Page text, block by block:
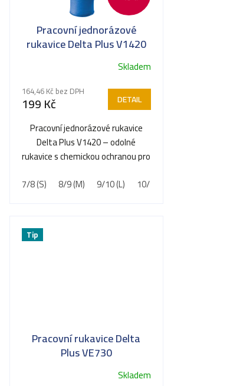
Pracovní jednorázové
rukavice Delta Plus V1420
KValitní nitrilové rukavice
Skladem
164,46 Kč bez DPH
199 Kč DETAIL
Pracovní jednorázové rukavice
Delta Plus V1420 – odolné
rukavice s chemickou ochranou pro
7/8 (S) 8/9 (M) 9/10 (L) 10/11 (XL)
Tip
Pracovní rukavice Delta
Plus VE730
Skladem